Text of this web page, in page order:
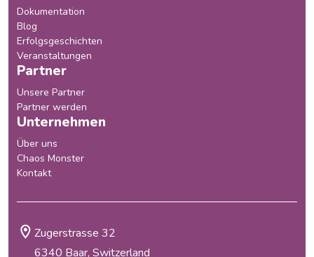
Dokumentation
Blog
Erfolgsgeschichten
Veranstaltungen
Partner
Unsere Partner
Partner werden
Unternehmen
Über uns
Chaos Monster
Kontakt
Zugerstrasse 32
6340 Baar, Switzerland